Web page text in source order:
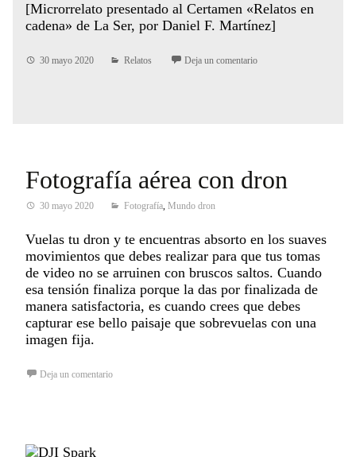
[Microrrelato presentado al Certamen «Relatos en
cadena» de La Ser, por Daniel F. Martínez]
30 mayo 2020 Relatos Deja un comentario
Fotografía aérea con dron
30 mayo 2020 Fotografía, Mundo dron
Vuelas tu dron y te encuentras absorto en los suaves
movimientos que debes realizar para que tus tomas
de video no se arruinen con bruscos saltos. Cuando
esa tensión finaliza porque la das por finalizada de
manera satisfactoria, es cuando crees que debes
capturar ese bello paisaje que sobrevuelas con una
imagen fija.
Deja un comentario